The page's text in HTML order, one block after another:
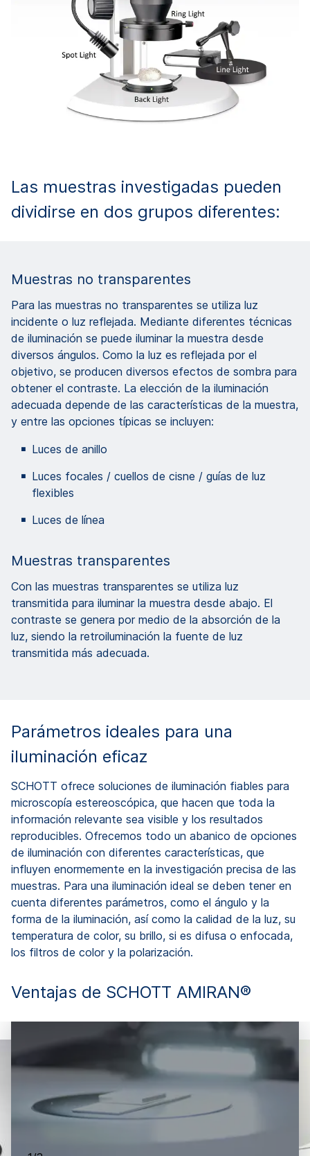
Las muestras investigadas pueden
dividirse en dos grupos diferentes:
Muestras no transparentes
Para las muestras no transparentes se utiliza luz
incidente o luz reflejada. Mediante diferentes técnicas
de iluminación se puede iluminar la muestra desde
diversos ángulos. Como la luz es reflejada por el
objetivo, se producen diversos efectos de sombra para
obtener el contraste. La elección de la iluminación
adecuada depende de las características de la muestra,
y entre las opciones típicas se incluyen:
Luces de anillo
Luces focales / cuellos de cisne / guías de luz
flexibles
Luces de línea
Muestras transparentes
Con las muestras transparentes se utiliza luz
transmitida para iluminar la muestra desde abajo. El
contraste se genera por medio de la absorción de la
luz, siendo la retroiluminación la fuente de luz
transmitida más adecuada.
Parámetros ideales para una
iluminación eficaz
SCHOTT ofrece soluciones de iluminación fiables para
microscopía estereoscópica, que hacen que toda la
información relevante sea visible y los resultados
reproducibles. Ofrecemos todo un abanico de opciones
de iluminación con diferentes características, que
influyen enormemente en la investigación precisa de las
muestras. Para una iluminación ideal se deben tener en
cuenta diferentes parámetros, como el ángulo y la
forma de la iluminación, así como la calidad de la luz, su
temperatura de color, su brillo, si es difusa o enfocada,
los filtros de color y la polarización.
Ventajas de SCHOTT AMIRAN®